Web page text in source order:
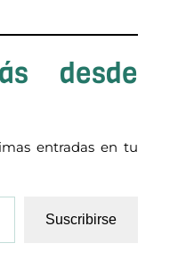
desde
entradas en tu
Suscribirse